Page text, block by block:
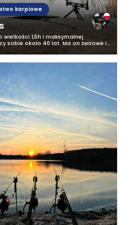
karpiowe
wielkości 1,5h i maksymalnej
sobie około 40 lat. Ma on żwirowe i
znajdują się trzciny, jest